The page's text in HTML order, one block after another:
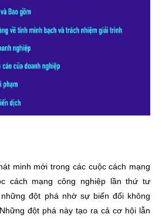
minh mới trong các cuộc cách mạng
cách mạng công nghiệp lần thứ tư
đột phá nhờ sự biến đổi không
đột phá này tạo ra cả cơ hội lẫn